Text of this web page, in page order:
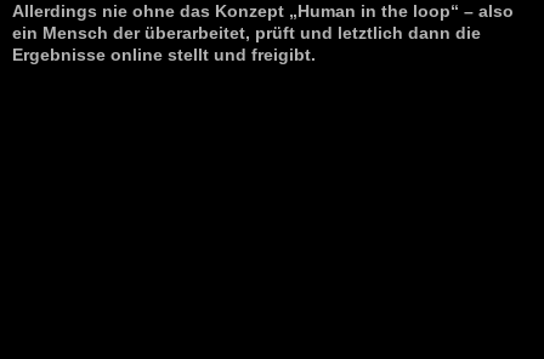
Allerdings nie ohne das Konzept „Human in the loop“ – also
ein Mensch der überarbeitet, prüft und letztlich dann die
Ergebnisse online stellt und freigibt.